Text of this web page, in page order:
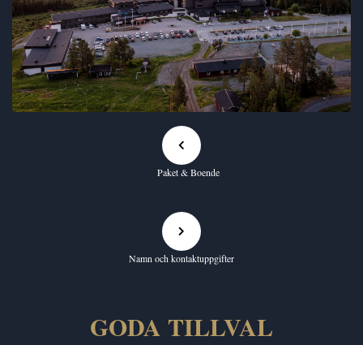
Paket & Boende
Namn och kontaktuppgifter
GODA TILLVAL